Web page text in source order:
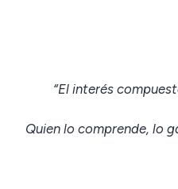
“El interés
Quien lo comprende, lo